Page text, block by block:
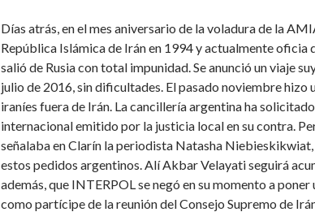
Días atrás, en el mes aniversario de la voladura de la
República Islámica de Irán en 1994 y actualmente oficia
salió de Rusia con total impunidad. Se anunció un viaje
julio de 2016, sin dificultades. El pasado noviembre hizo
iraníes fuera de Irán. La cancillería argentina ha
internacional emitido por la justicia local en su contra.
señalaba en Clarín la periodista Natasha
estos pedidos argentinos. Alí Akbar Velayati seguirá
además, que INTERPOL se negó en su momento a
como partícipe de la reunión del Consejo Supremo de